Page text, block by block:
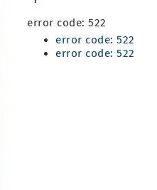
error code: 522
error code: 522
error code: 522